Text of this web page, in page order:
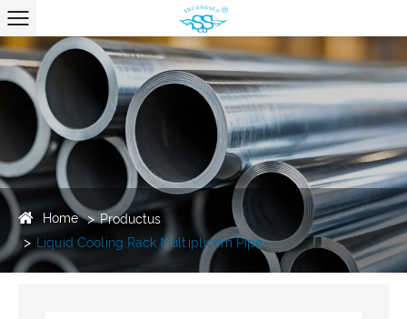
Home
Productus
Liquid Cooling Rack Multiplicem Pipe